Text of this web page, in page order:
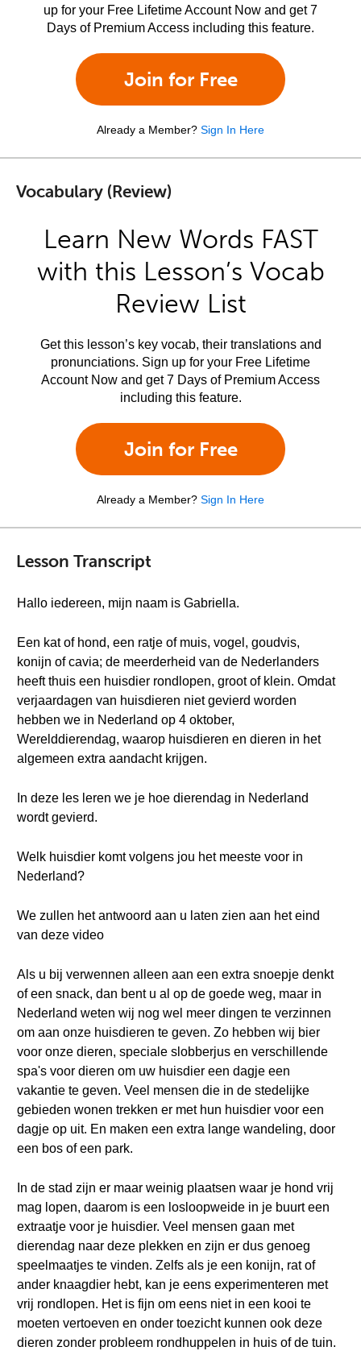
up for your Free Lifetime Account Now and get 7
Days of Premium Access including this feature.
Join for Free
Already a Member? Sign In Here
Vocabulary (Review)
Learn New Words FAST
with this Lesson’s Vocab
Review List
Get this lesson’s key vocab, their translations and
pronunciations. Sign up for your Free Lifetime
Account Now and get 7 Days of Premium Access
including this feature.
Join for Free
Already a Member? Sign In Here
Lesson Transcript
Hallo iedereen, mijn naam is Gabriella.
Een kat of hond, een ratje of muis, vogel, goudvis,
konijn of cavia; de meerderheid van de Nederlanders
heeft thuis een huisdier rondlopen, groot of klein. Omdat
verjaardagen van huisdieren niet gevierd worden
hebben we in Nederland op 4 oktober,
Werelddierendag, waarop huisdieren en dieren in het
algemeen extra aandacht krijgen.
In deze les leren we je hoe dierendag in Nederland
wordt gevierd.
Welk huisdier komt volgens jou het meeste voor in
Nederland?
We zullen het antwoord aan u laten zien aan het eind
van deze video
Als u bij verwennen alleen aan een extra snoepje denkt
of een snack, dan bent u al op de goede weg, maar in
Nederland weten wij nog wel meer dingen te verzinnen
om aan onze huisdieren te geven. Zo hebben wij bier
voor onze dieren, speciale slobberjus en verschillende
spa's voor dieren om uw huisdier een dagje een
vakantie te geven. Veel mensen die in de stedelijke
gebieden wonen trekken er met hun huisdier voor een
dagje op uit. En maken een extra lange wandeling, door
een bos of een park.
In de stad zijn er maar weinig plaatsen waar je hond vrij
mag lopen, daarom is een losloopweide in je buurt een
extraatje voor je huisdier. Veel mensen gaan met
dierendag naar deze plekken en zijn er dus genoeg
speelmaatjes te vinden. Zelfs als je een konijn, rat of
ander knaagdier hebt, kan je eens experimenteren met
vrij rondlopen. Het is fijn om eens niet in een kooi te
moeten vertoeven en onder toezicht kunnen ook deze
dieren zonder probleem rondhuppelen in huis of de tuin.